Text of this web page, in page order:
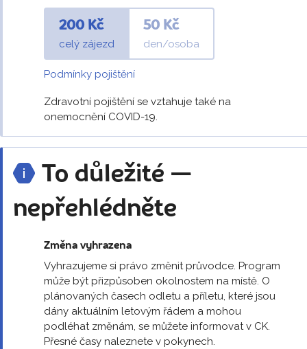
200 Kč
celý zájezd
50 Kč
den/osoba
Podmínky pojištění
Zdravotní pojištění se vztahuje také na
onemocnění COVID-19.
To důležité —
nepřehlédněte
Změna vyhrazena
Vyhrazujeme si právo změnit průvodce. Program
může být přizpůsoben okolnostem na místě. O
plánovaných časech odletu a příletu, které jsou
dány aktuálním letovým řádem a mohou
podléhat změnám, se můžete informovat v CK.
Přesné časy naleznete v pokynech.